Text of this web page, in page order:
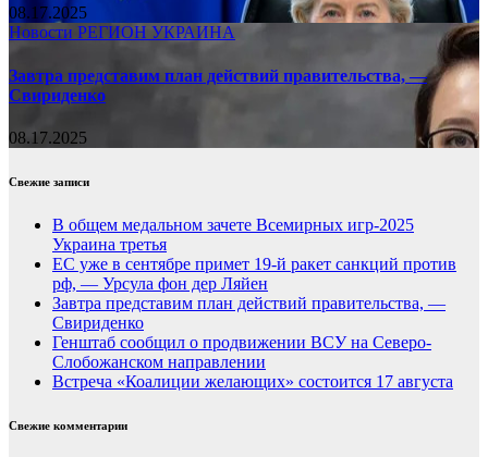
08.17.2025
Новости РЕГИОН УКРАИНА
Завтра представим план действий правительства, —
Свириденко
08.17.2025
Свежие записи
В общем медальном зачете Всемирных игр-2025
Украина третья
ЕС уже в сентябре примет 19-й ракет санкций против
рф, — Урсула фон дер Ляйен
Завтра представим план действий правительства, —
Свириденко
Генштаб сообщил о продвижении ВСУ на Северо-
Слобожанском направлении
Встреча «Коалиции желающих» состоится 17 августа
Свежие комментарии